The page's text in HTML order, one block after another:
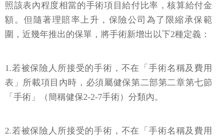
照該表內程度相當的手術項目給付比率，核算給付金
額。但隨著理賠率上升，保險公司為了限縮承保範
圍，近幾年推出的保單，將手術新增出以下2種定義：
1.若被保險人所接受的手術，不在「手術名稱及費用
表」所載項目內時，必須屬健保第二部第二章第七節
「手術」（簡稱健保2-2-7手術）分類內。
2.若被保險人所接受的手術，不在「手術名稱及費用